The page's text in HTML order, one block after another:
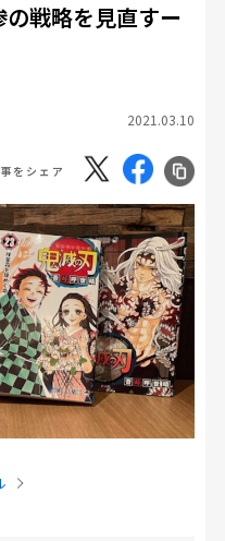
の戦略を見直すー
2021.03.10
をシェア